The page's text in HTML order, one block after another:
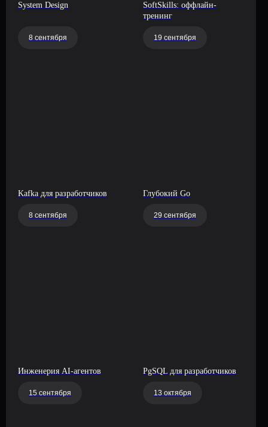
System Design
8 сентября
SoftSkills: оффлайн-
тренинг
19 сентября
Kafka для разработчиков
8 сентября
Глубокий Go
29 сентября
Инженерия AI-агентов
15 сентября
PgSQL для разработчиков
13 октября